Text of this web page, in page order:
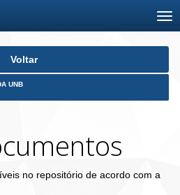
Voltar
UNB
no repositório de acordo com a